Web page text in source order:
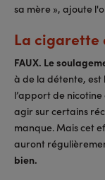
sa mère », ajoute
La cigarette
FAUX. Le
à de la détente, est
l’apport de
agir sur certains
manque. Mais cet
auront
bien.